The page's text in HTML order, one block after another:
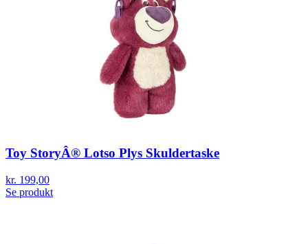
Toy StoryÂ® Lotso Plys Skuldertaske
kr. 199,00
Se produkt